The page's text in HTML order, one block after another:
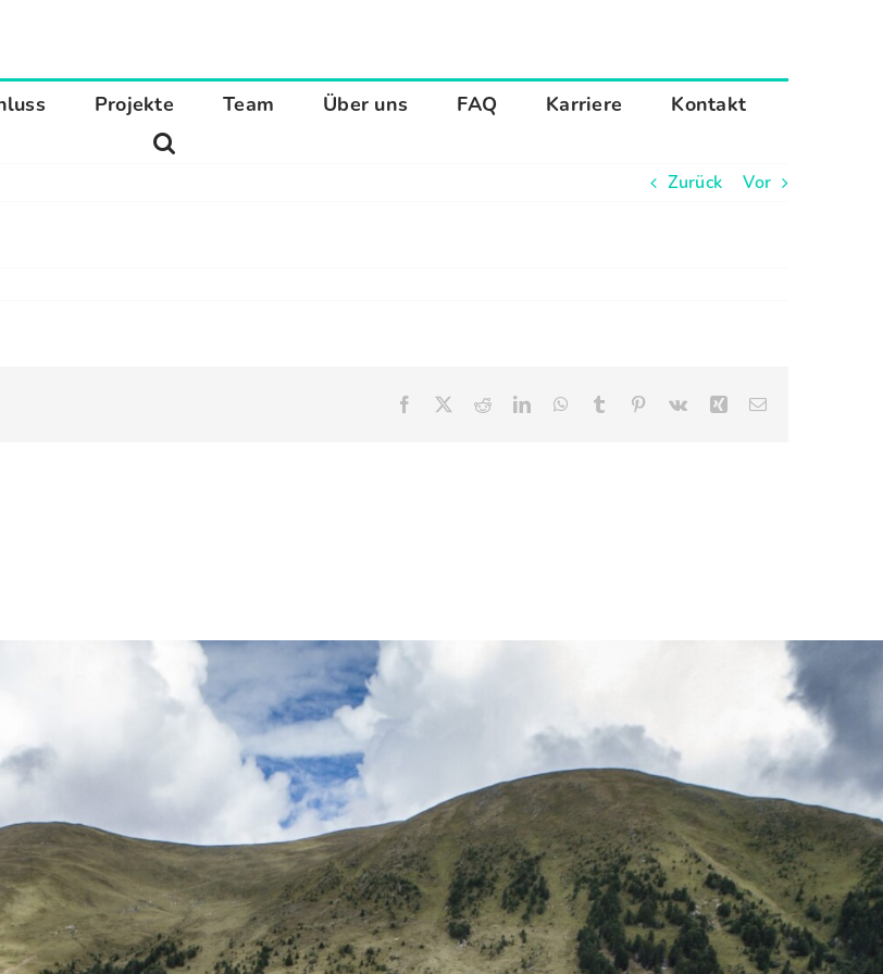
Projekte Team Über uns FAQ Karriere Kontakt
Zurück Vor
Facebook RedditLinkedInWhatsApp
Tumblr Pinterest
Vk Xing E-